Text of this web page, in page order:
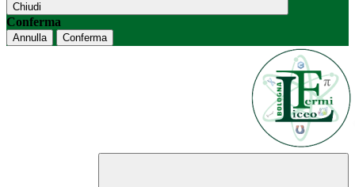
Chiudi
Conferma
Annulla Conferma